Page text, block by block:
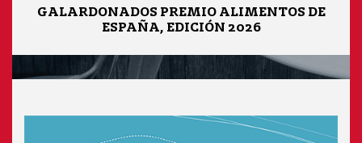
GALARDONADOS PREMIO ALIMENTOS DE
ESPAÑA, EDICIÓN 2026